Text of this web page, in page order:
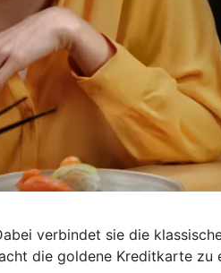
verbindet sie die
die goldene Kreditkarte zu